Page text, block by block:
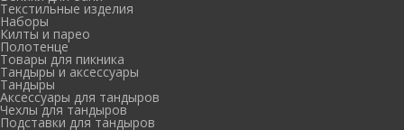
Текстильные изделия
Наборы
Килты и парео
Полотенце
Товары для пикника
Тандыры и аксессуары
Тандыры
Аксессуары для тандыров
Чехлы для тандыров
Подставки для тандыров